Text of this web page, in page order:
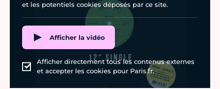
et les potentiels cookies déposés par ce site.
Afficher la vidéo
Afficher directement tous les contenus externes
et accepter les cookies pour Paris.fr.